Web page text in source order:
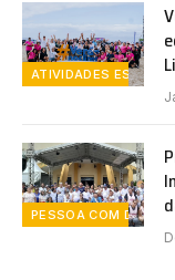
ATIVIDADES
PESSOA COM